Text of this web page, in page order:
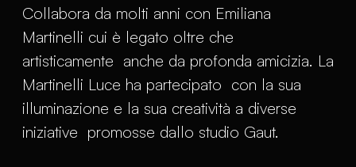
Collabora da molti anni con Emiliana
Martinelli cui è legato oltre che
artisticamente anche da profonda amicizia. La
Martinelli Luce ha partecipato con la sua
illuminazione e la sua creatività a diverse
iniziative promosse dallo studio Gaut.